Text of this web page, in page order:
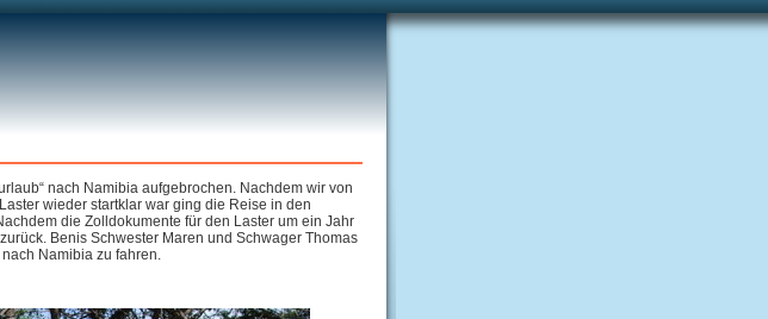
nach Namibia aufgebrochen. Nachdem wir von
wieder startklar war ging die Reise in den
die Zolldokumente für den Laster um ein Jahr
Benis Schwester Maren und Schwager Thomas
Namibia zu fahren.